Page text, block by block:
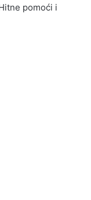
pomoći i